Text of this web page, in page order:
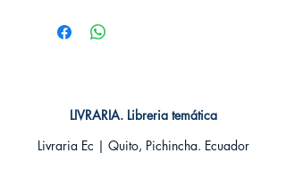
Editorial: IVREA
Idioma: Castellano
Tamaño: Grande
LIVRARIA. Libreria temática
Livraria Ec | Quito, Pichincha. Ecuador